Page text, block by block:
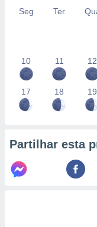
Seg Ter
10 11 12
17 18 19
Partilhar esta